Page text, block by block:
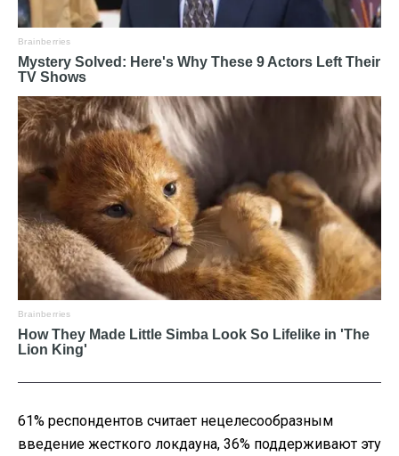
61% респондентов считает нецелесообразным
введение жесткого локдауна, 36% поддерживают эту